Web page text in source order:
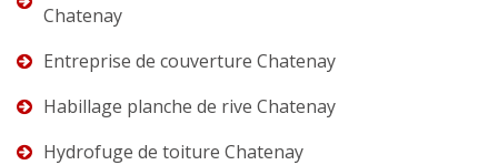
Chatenay
Entreprise de couverture Chatenay
Habillage planche de rive Chatenay
Hydrofuge de toiture Chatenay